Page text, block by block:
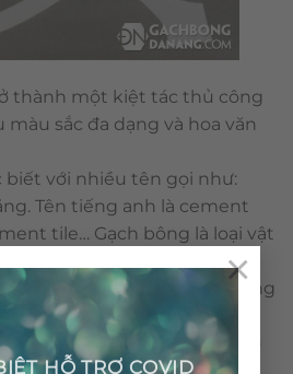
HỖ TRỢ COVID
×
thành một kiệt tác thủ công
sắc đa dạng và hoa văn
biết với nhiều tên gọi như:
Tên tiếng anh là cement
tile… Gạch bông là loại vật
với những nguyên vật
sử dụng nhiên liệu đốt trong
tạo & qui trình nên viên
thủ công không gây ra ô